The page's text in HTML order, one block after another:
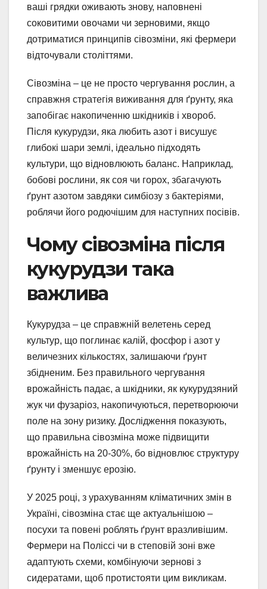
ваші грядки оживають знову, наповнені
соковитими овочами чи зерновими, якщо
дотриматися принципів сівозміни, які фермери
відточували століттями.
Сівозміна – це не просто чергування рослин, а
справжня стратегія виживання для ґрунту, яка
запобігає накопиченню шкідників і хвороб.
Після кукурудзи, яка любить азот і висушує
глибокі шари землі, ідеально підходять
культури, що відновлюють баланс. Наприклад,
бобові рослини, як соя чи горох, збагачують
ґрунт азотом завдяки симбіозу з бактеріями,
роблячи його родючішим для наступних посівів.
Чому сівозміна після
кукурудзи така
важлива
Кукурудза – це справжній велетень серед
культур, що поглинає калій, фосфор і азот у
величезних кількостях, залишаючи ґрунт
збідненим. Без правильного чергування
врожайність падає, а шкідники, як кукурудзяний
жук чи фузаріоз, накопичуються, перетворюючи
поле на зону ризику. Дослідження показують,
що правильна сівозміна може підвищити
врожайність на 20-30%, бо відновлює структуру
ґрунту і зменшує ерозію.
У 2025 році, з урахуванням кліматичних змін в
Україні, сівозміна стає ще актуальнішою –
посухи та повені роблять ґрунт вразливішим.
Фермери на Поліссі чи в степовій зоні вже
адаптують схеми, комбінуючи зернові з
сидератами, щоб протистояти цим викликам.